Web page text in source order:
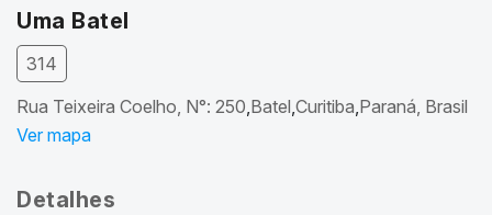
Uma Batel
314
Rua Teixeira Coelho, N°: 250 Batel Curitiba Paraná, Brasil
Detalhes